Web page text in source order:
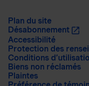
Plan du site
Désabonnement
Accessibilité
Protection des
Conditions
Biens non réclamés
Plaintes